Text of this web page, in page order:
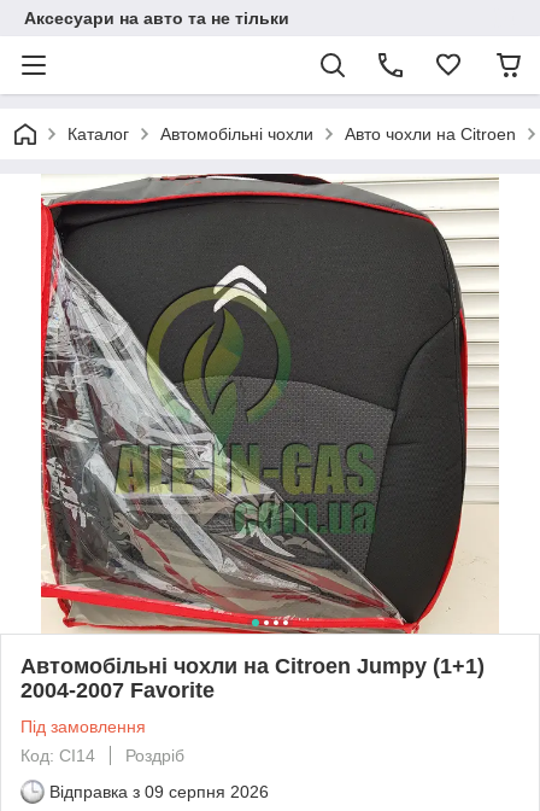
Аксесуари на авто та не тільки
Каталог Автомобільні чохли Авто чохли на Citroen
Автомобільні чохли на Citroen Jumpy (1+1)
2004-2007 Favorite
Під замовлення
Код: CI14
Роздріб
Відправка з 09 серпня 2026